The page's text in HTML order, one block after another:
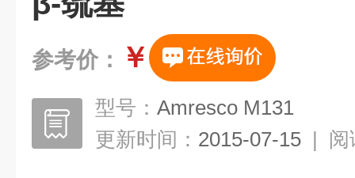
参考价： ￥
型号： Amresco M131
更新时间： 2015-07-15 | 阅